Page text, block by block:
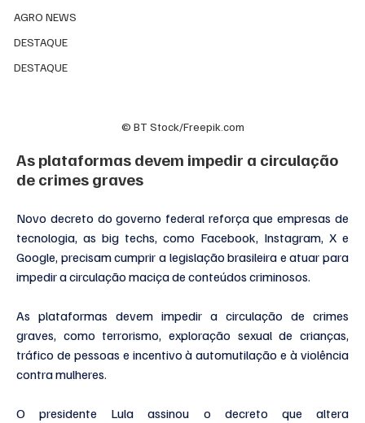
AGRO NEWS
DESTAQUE
DESTAQUE
© BT Stock/Freepik.com
As plataformas devem impedir a circulação
de crimes graves
Novo decreto do governo federal reforça que empresas de
tecnologia, as big techs, como Facebook, Instagram, X e
Google, precisam cumprir a legislação brasileira e atuar para
impedir a circulação maciça de conteúdos criminosos.
As plataformas devem impedir a circulação de crimes
graves, como terrorismo, exploração sexual de crianças,
tráfico de pessoas e incentivo à automutilação e à violência
contra mulheres.
O presidente Lula assinou o decreto que altera